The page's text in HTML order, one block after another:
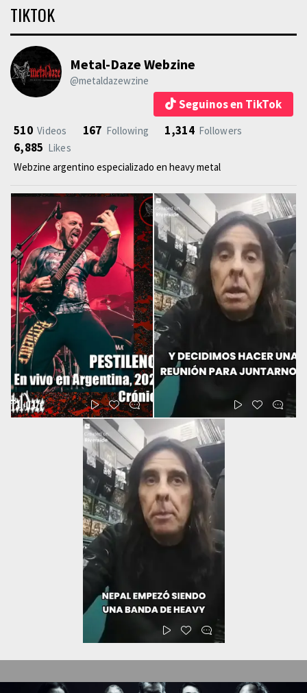
TIKTOK
Metal-Daze Webzine
@metaldazewzine
Seguinos en TikTok
510 Videos 167 Following 1,314 Followers
6,885 Likes
Webzine argentino especializado en heavy metal